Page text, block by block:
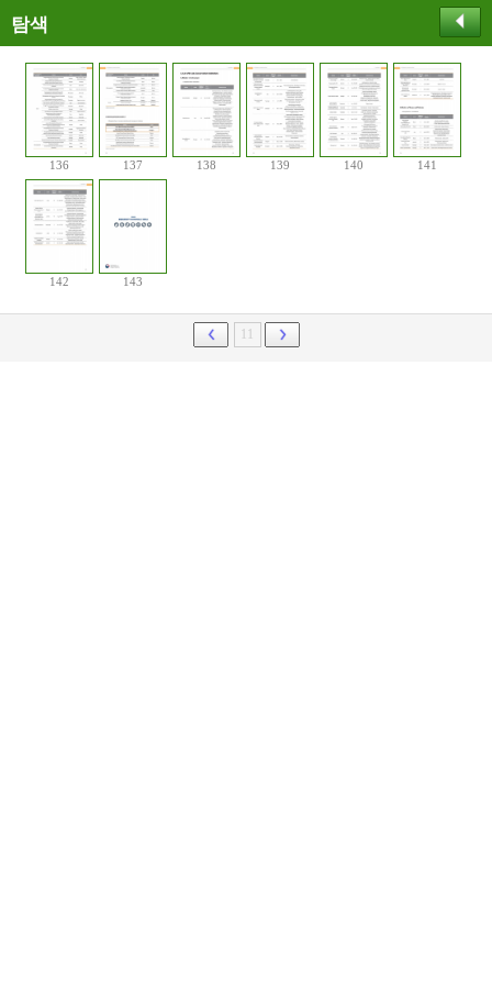
탐색
136 137 138 139 140 141
142 143